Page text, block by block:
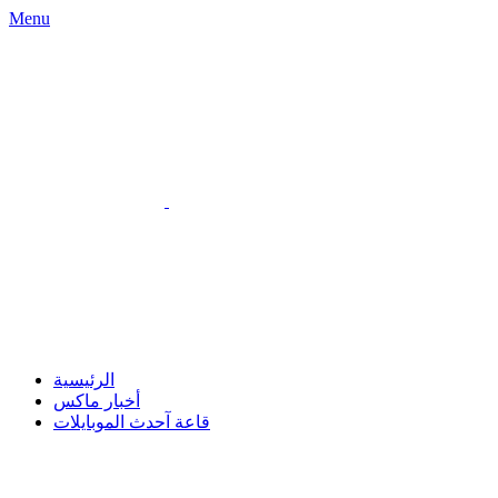
Menu
الرئيسية
أخبار ماكس
قاعة آحدث الموبايلات